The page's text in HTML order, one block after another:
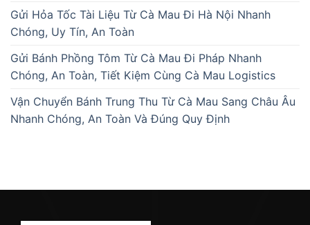
Gửi Hỏa Tốc Tài Liệu Từ Cà Mau Đi Hà Nội Nhanh
Chóng, Uy Tín, An Toàn
Gửi Bánh Phồng Tôm Từ Cà Mau Đi Pháp Nhanh
Chóng, An Toàn, Tiết Kiệm Cùng Cà Mau Logistics
Vận Chuyển Bánh Trung Thu Từ Cà Mau Sang Châu Âu
Nhanh Chóng, An Toàn Và Đúng Quy Định